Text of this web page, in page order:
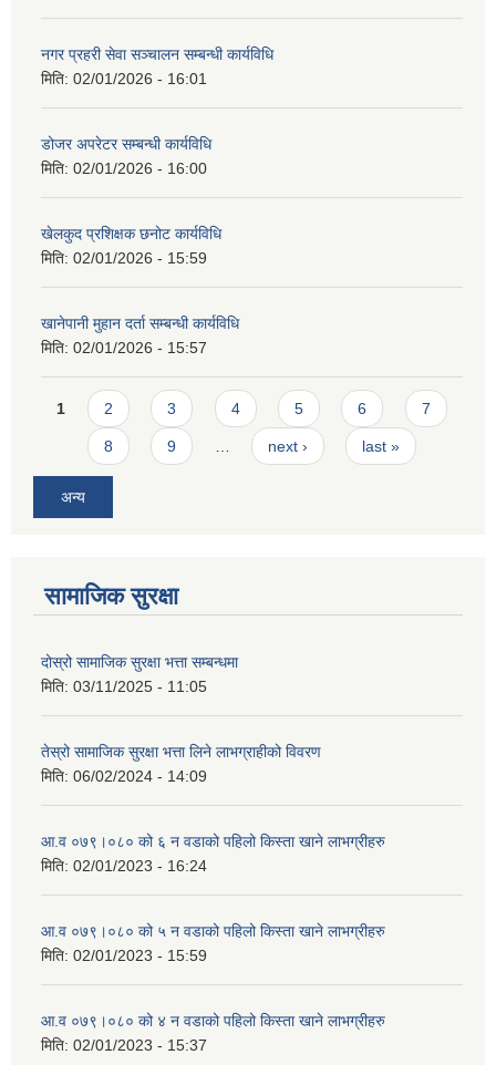
नगर प्रहरी सेवा सञ्चालन सम्बन्धी कार्यविधि
मिति: 02/01/2026 - 16:01
डोजर अपरेटर सम्बन्धी कार्यविधि
मिति: 02/01/2026 - 16:00
खेलकुद प्रशिक्षक छनोट कार्यविधि
मिति: 02/01/2026 - 15:59
खानेपानी मुहान दर्ता सम्बन्धी कार्यविधि
मिति: 02/01/2026 - 15:57
Pages
1 2 3 4 5 6 7
8 9 next › last »
अन्य
सामाजिक सुरक्षा
दोस्रो सामाजिक सुरक्षा भत्ता सम्बन्धमा
मिति: 03/11/2025 - 11:05
तेस्रो सामाजिक सुरक्षा भत्ता लिने लाभग्राहीको विवरण
मिति: 06/02/2024 - 14:09
आ.व ०७९।०८० को ६ न‌‍ वडाको पहिलो किस्ता खाने लाभग्रीहरु
मिति: 02/01/2023 - 16:24
आ.व ०७९।०८० को ५ न‌‍ वडाको पहिलो किस्ता खाने लाभग्रीहरु
मिति: 02/01/2023 - 15:59
आ.व ०७९।०८० को ४ न‌‍ वडाको पहिलो किस्ता खाने लाभग्रीहरु
मिति: 02/01/2023 - 15:37